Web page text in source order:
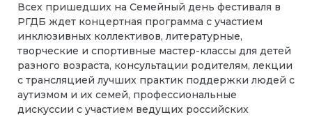
Всех пришедших на Семейный день фестиваля в
РГДБ ждет концертная программа с участием
инклюзивных коллективов, литературные,
творческие и спортивные мастер-классы для детей
разного возраста, консультации родителям, лекции
с трансляцией лучших практик поддержки людей с
аутизмом и их семей, профессиональные
дискуссии с участием ведущих российских